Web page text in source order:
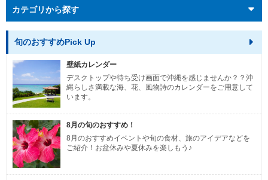
カテゴリから探す
旬のおすすめPick Up
壁紙カレンダー
デスクトップや待ち受け画面で沖縄を感じませんか？？沖
縄らしさ満載な海、花、風物詩のカレンダーをご用意して
います。
8月の旬のおすすめ！
8月のおすすめイベントや旬の食材、旅のアイデアなどを
ご紹介！お盆休みや夏休みを楽しもう♪